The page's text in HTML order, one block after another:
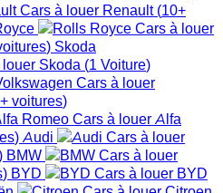
Renault (10+
) Skoda
Skoda (1 Voiture)
voitures)
Alfa
) Audi
BMW
) BYD
BYD